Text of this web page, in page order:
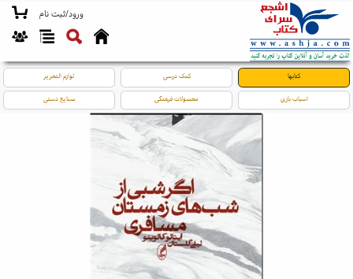
ورود/ثبت نام
کتابها کمک درسی لوازم التحریر
اسباب بازی محصولات فرهنگی صنایع دستی